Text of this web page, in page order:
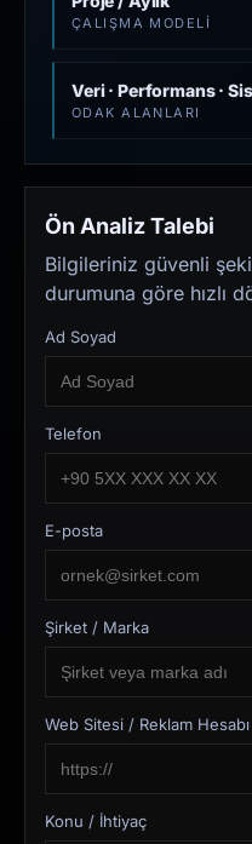
ÇALIŞMA MODELI
Veri · Performans ·
ODAK ALANLARI
Ön Analiz Talebi
Bilgileriniz güvenli
durumuna göre hızlı
Ad Soyad
Telefon
E-posta
Şirket / Marka
Web Sitesi / Reklam Hesabı
Konu / İhtiyaç